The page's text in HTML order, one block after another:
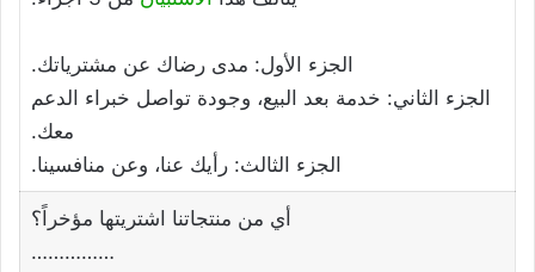
الجزء الأول: مدى رضاك عن مشترياتك.
الجزء الثاني: خدمة بعد البيع، وجودة تواصل خبراء الدعم
معك.
الجزء الثالث: رأيك عنا، وعن منافسينا.
أي من منتجاتنا اشتريتها مؤخراً؟
……………